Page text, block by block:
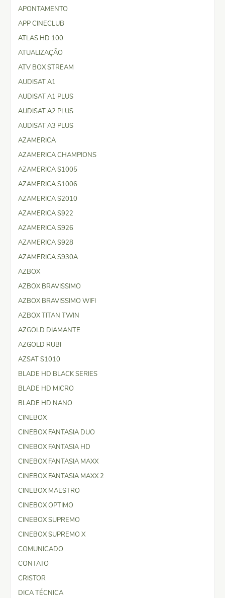
APONTAMENTO
APP CINECLUB
ATLAS HD 100
ATUALIZAÇÃO
ATV BOX STREAM
AUDISAT A1
AUDISAT A1 PLUS
AUDISAT A2 PLUS
AUDISAT A3 PLUS
AZAMERICA
AZAMERICA CHAMPIONS
AZAMERICA S1005
AZAMERICA S1006
AZAMERICA S2010
AZAMERICA S922
AZAMERICA S926
AZAMERICA S928
AZAMERICA S930A
AZBOX
AZBOX BRAVISSIMO
AZBOX BRAVISSIMO WIFI
AZBOX TITAN TWIN
AZGOLD DIAMANTE
AZGOLD RUBI
AZSAT S1010
BLADE HD BLACK SERIES
BLADE HD MICRO
BLADE HD NANO
CINEBOX
CINEBOX FANTASIA DUO
CINEBOX FANTASIA HD
CINEBOX FANTASIA MAXX
CINEBOX FANTASIA MAXX 2
CINEBOX MAESTRO
CINEBOX OPTIMO
CINEBOX SUPREMO
CINEBOX SUPREMO X
COMUNICADO
CONTATO
CRISTOR
DICA TÉCNICA